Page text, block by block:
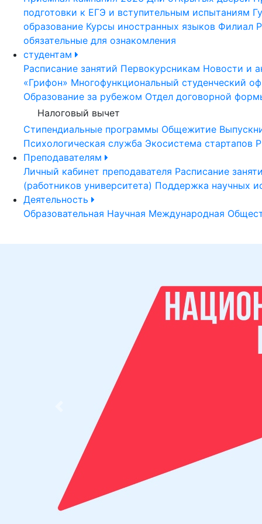
подготовки к ЕГЭ и вступительным испытаниям
образование Курсы иностранных языков Филиал
обязательные для ознакомления
студентам
Расписание занятий Первокурсникам Новости и
«Грифон» Многофункциональный студенческий
Образование за рубежом Отдел договорной
Налоговый вычет
Стипендиальные программы Общежитие
Психологическая служба Экосистема стартапов
Преподавателям
Личный кабинет преподавателя Расписание
(работников университета) Поддержка научных
Деятельность
Образовательная Научная Международная